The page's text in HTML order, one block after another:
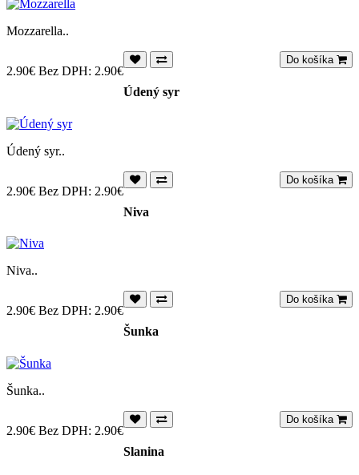
Mozzarella..
2.90€ Bez DPH: 2.90€
Do košíka
Údený syr
Údený syr..
2.90€ Bez DPH: 2.90€
Do košíka
Niva
Niva..
2.90€ Bez DPH: 2.90€
Do košíka
Šunka
Šunka..
2.90€ Bez DPH: 2.90€
Do košíka
Slanina